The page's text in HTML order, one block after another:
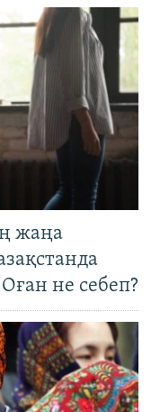
жаңа
не себеп?